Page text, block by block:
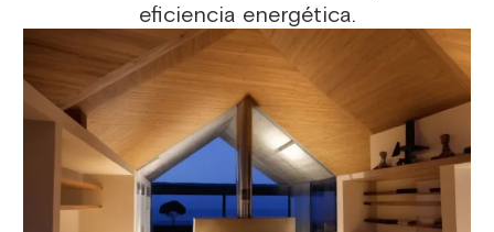
eficiencia energética.